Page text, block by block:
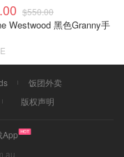
$550.00
黑色Granny手
饭团外卖
版权声明
App